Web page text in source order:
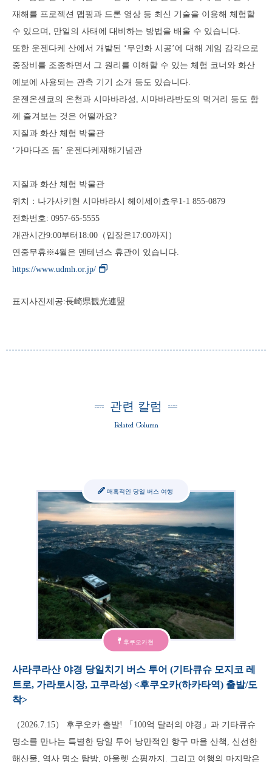
재해를 프로젝션 맵핑과 드론 영상 등 최신 기술을 이용해 체험할
수 있으며, 만일의 사태에 대비하는 방법을 배울 수 있습니다.
또한 운젠다케 산에서 개발된 ‘무인화 시공’에 대해 게임 감각으로
중장비를 조종하면서 그 원리를 이해할 수 있는 체험 코너와 화산
예보에 사용되는 관측 기기 소개 등도 있습니다.
운젠온센쿄의 온천과 시마바라성, 시마바라반도의 먹거리 등도 함
께 즐겨보는 것은 어떨까요?
지질과 화산 체험 박물관
‘가마다즈 돔’ 운젠다케재해기념관
지질과 화산 체험 박물관
위치：나가사키현 시마바라시 헤이세이쵸우1-1 855-0879
전화번호: 0957-65-5555
개관시간9:00부터18:00（입장은17:00까지）
연중무휴※4월은 멘테넌스 휴관이 있습니다.
https://www.udmh.or.jp/
표지사진제공:長崎県観光連盟
관련 칼럼
Related Column
후쿠오카현
매혹적인 당일 버스 여행
사라쿠라산 야경 당일치기 버스 투어 (기타큐슈 모지코 레
트로, 가라토시장, 고쿠라성) <후쿠오카(하카타역) 출발/도
착>
（2026.7.15） 후쿠오카 출발! 「100억 달러의 야경」과 기타큐슈
명소를 만나는 특별한 당일 투어 낭만적인 항구 마을 산책, 신선한
해산물, 역사 명소 탐방, 아울렛 쇼핑까지. 그리고 여행의 마지막은